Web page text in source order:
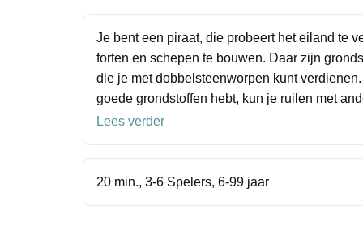
Je bent een piraat, die probeert het eiland te
forten en schepen te bouwen. Daar zijn
die je met dobbelsteenworpen kunt
goede grondstoffen hebt, kun je ruilen met
Lees verder
20 min., 3-6 Spelers, 6-99 jaar